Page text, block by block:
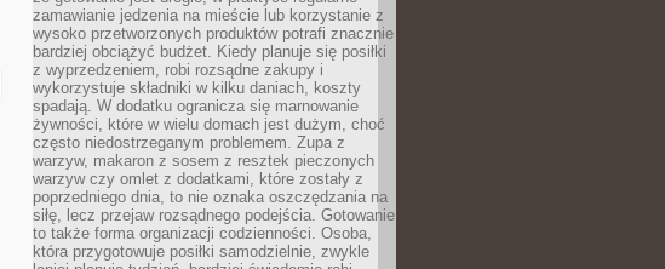
zamawianie jedzenia na mieście lub korzystanie z
wysoko przetworzonych produktów potrafi znacznie
bardziej obciążyć budżet. Kiedy planuje się posiłki
z wyprzedzeniem, robi rozsądne zakupy i
wykorzystuje składniki w kilku daniach, koszty
spadają. W dodatku ogranicza się marnowanie
żywności, które w wielu domach jest dużym, choć
często niedostrzeganym problemem. Zupa z
warzyw, makaron z sosem z resztek pieczonych
warzyw czy omlet z dodatkami, które zostały z
poprzedniego dnia, to nie oznaka oszczędzania na
siłę, lecz przejaw rozsądnego podejścia. Gotowanie
to także forma organizacji codzienności. Osoba,
która przygotowuje posiłki samodzielnie, zwykle